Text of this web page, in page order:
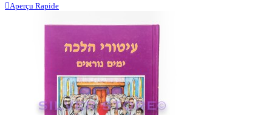
Aperçu Rapide